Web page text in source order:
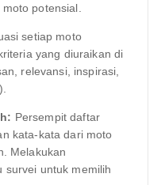
potensial.
setiap moto
yang diuraikan di
relevansi, inspirasi,
Persempit daftar
kata-kata dari moto
Melakukan
survei untuk memilih